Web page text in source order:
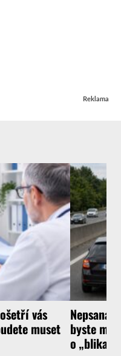
Reklama
vás
muset
Nepsaná
byste
o